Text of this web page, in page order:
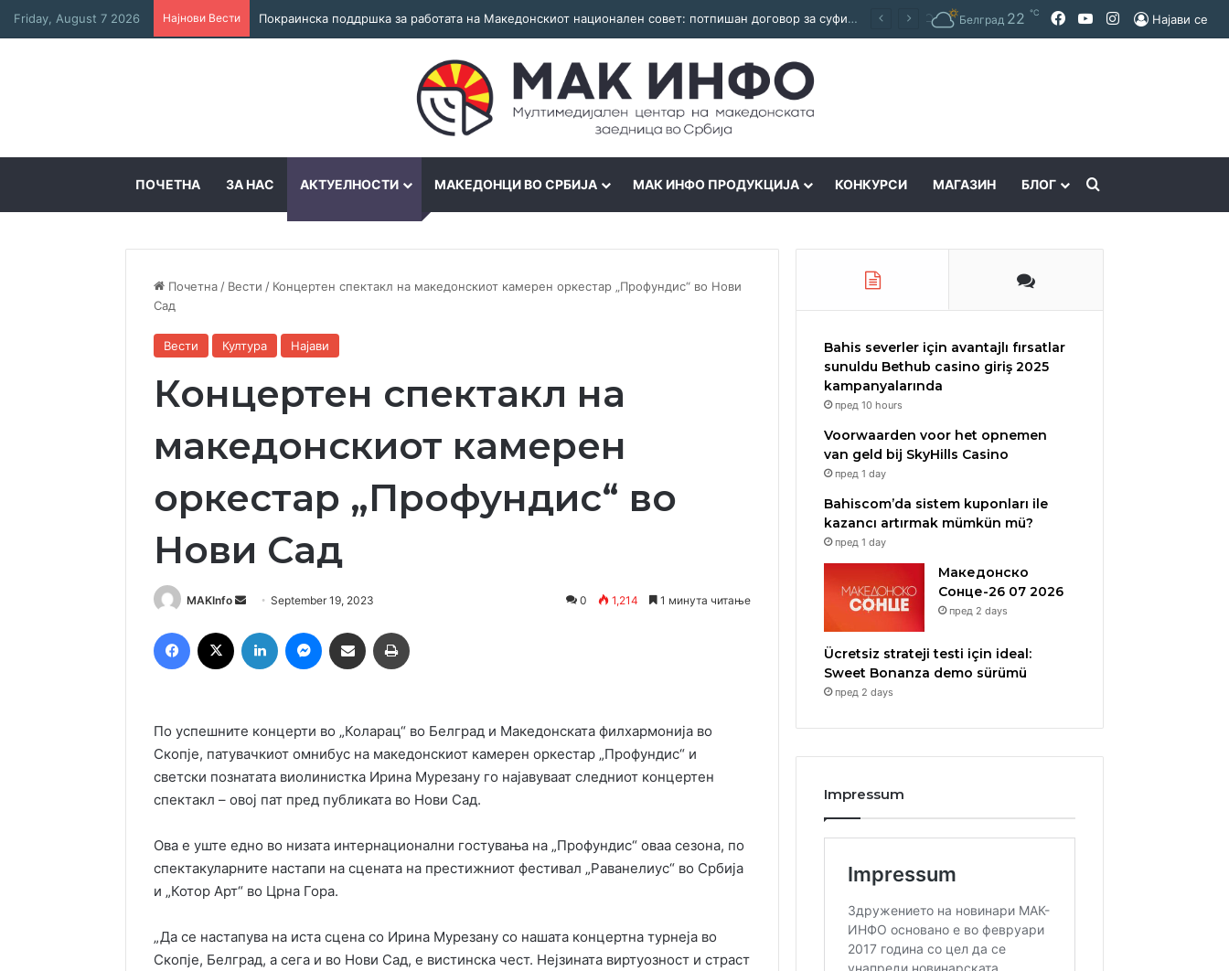
Friday, August 7 2026 Најнови Вести Покраинска поддршка за работата на Македонскиот национален совет: потпишан договор за суфинансирање на активностите Белград 22 ℃ Facebook
YouTubeInstagram
Најави се
ПОЧЕТНА ЗА НАС АКТУЕЛНОСТИ МАКЕДОНЦИ ВО СРБИЈА МАК ИНФО ПРОДУКЦИЈА КОНКУРСИ МАГАЗИН БЛОГ
Почетна / Вести / Концертен спектакл на македонскиот камерен оркестар „Профундис“ во Нови
Сад
Вести Култура Најави
Концертен спектакл на
македонскиот камерен
оркестар „Профундис“ во
Нови Сад
MAKInfo
Send
email
September 19, 2023 0 1,214 1 минута читање
Facebook LinkedIn MessengerСподели преку Емаил
По успешните концерти во „Коларац“ во Белград и Македонската филхармонија во
Скопје, патувачкиот омнибус на македонскиот камерен оркестар „Профундис“ и
светски познатата виолинистка Ирина Мурезану го најавуваат следниот концертен
спектакл – овој пат пред публиката во Нови Сад.
Ова е уште едно во низата интернационални гостувања на „Профундис“ оваа сезона, по
спектакуларните настапи на сцената на престижниот фестивал „Раванелиус“ во Србија
и „Котор Арт“ во Црна Гора.
„Да се настапува на иста сцена со Ирина Мурезану со нашата концертна турнеја во
Скопје, Белград, а сега и во Нови Сад, е вистинска чест. Нејзината виртуозност и страст
Bahis severler için avantajlı fırsatlar
sunuldu Bethub casino giriş 2025
kampanyalarında
пред 10 hours
Voorwaarden voor het opnemen
van geld bij SkyHills Casino
пред 1 day
Bahiscom’da sistem kuponları ile
kazancı artırmak mümkün mü?
пред 1 day
Македонско
Сонце-26 07 2026
пред 2 days
Ücretsiz strateji testi için ideal:
Sweet Bonanza demo sürümü
пред 2 days
Impressum